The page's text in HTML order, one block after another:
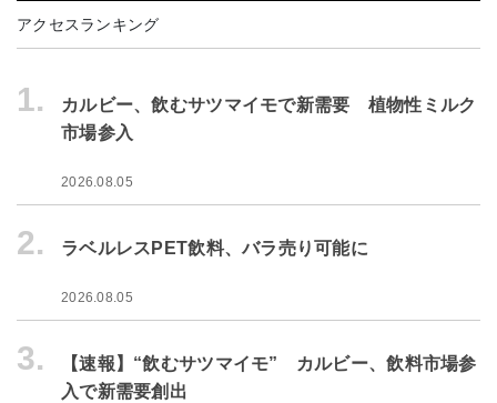
アクセスランキング
1.
カルビー、飲むサツマイモで新需要 植物性ミルク
市場参入
2026.08.05
2. ラベルレスPET飲料、バラ売り可能に
2026.08.05
3.
【速報】“飲むサツマイモ” カルビー、飲料市場参
入で新需要創出